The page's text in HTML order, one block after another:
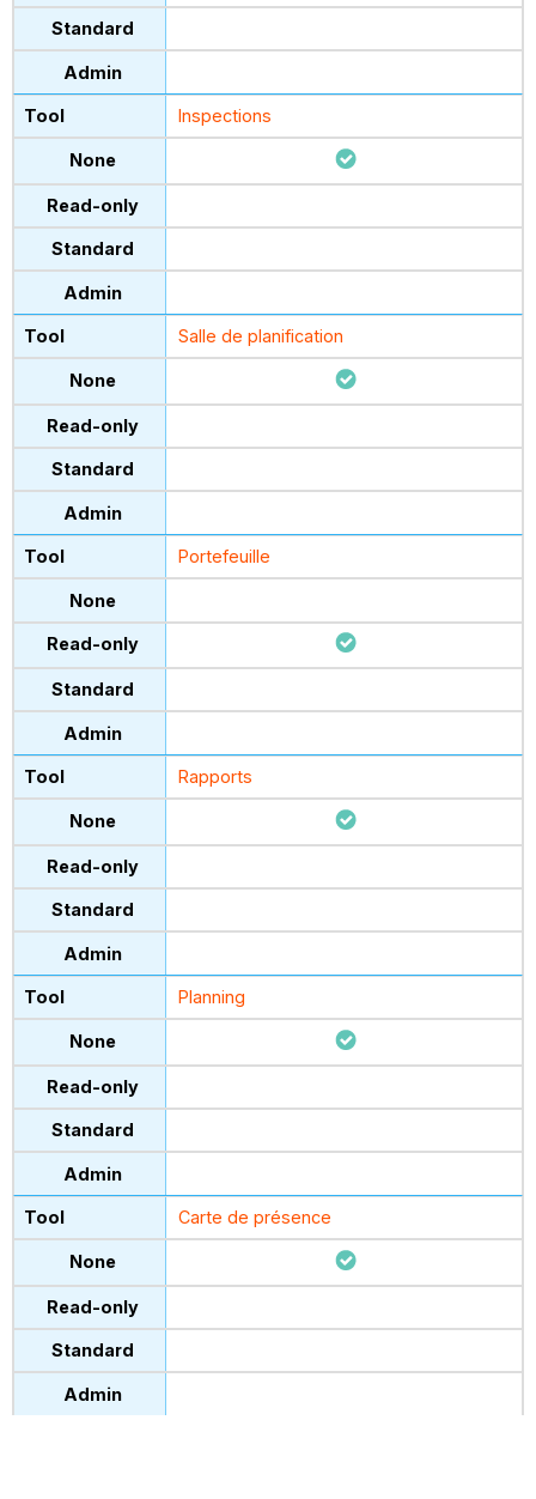
Inspections
Salle de planification
Portefeuille
Rapports
Planning
Carte de présence